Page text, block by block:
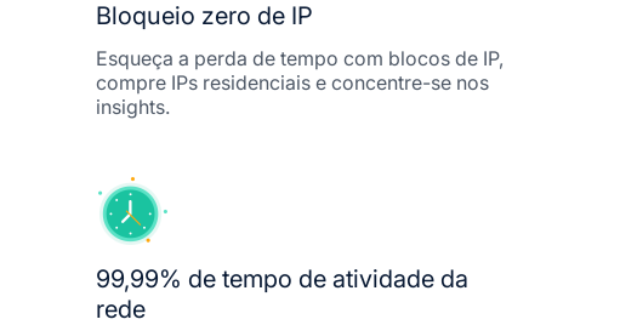
Bloqueio zero de IP
Esqueça a perda de tempo com blocos de IP,
compre IPs residenciais e concentre-se nos
insights.
99,99% de tempo de atividade da
rede